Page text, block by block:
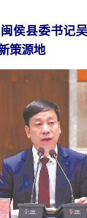
侯县委书记
策源地